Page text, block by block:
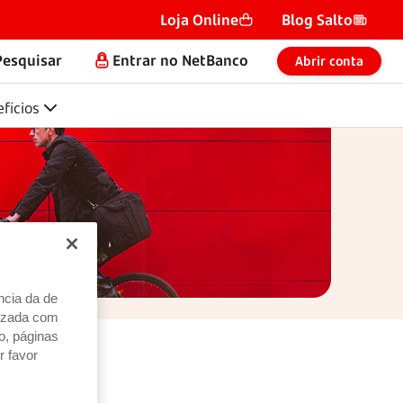
Loja Online Blog Salto
Entrar no NetBanco Abrir conta
da de
com
páginas
favor